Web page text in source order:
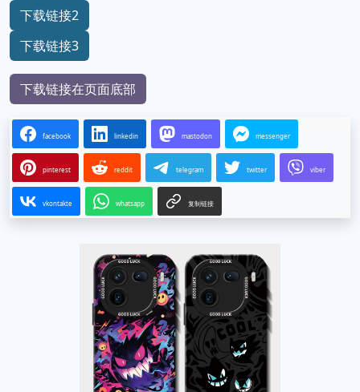
下载链接2
下载链接3
下载链接在页面底部
facebook linkedin mastodon messenger
pinterest reddit telegram twitter viber
vkontakte whatsapp 复制链接